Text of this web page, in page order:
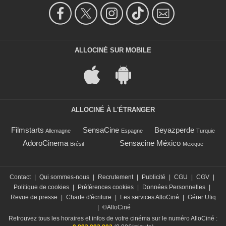
ALLOCINÉ SUR MOBILE
ALLOCINÉ À L'ÉTRANGER
Filmstarts Allemagne SensaCine Espagne Beyazperde Turquie
AdoroCinema Brésil Sensacine México Mexique
Contact Qui sommes-nous Recrutement Publicité CGU CGV
Politique de cookies
Préférences cookies Données Personnelles
Revue de presse
Charte d'écriture Les services AlloCiné
Gérer Utiq
©AlloCiné
Retrouvez tous les horaires et infos de votre cinéma sur le numéro AlloCiné :